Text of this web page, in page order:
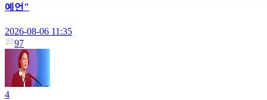
예언"
2026-08-06 11:35
97
4